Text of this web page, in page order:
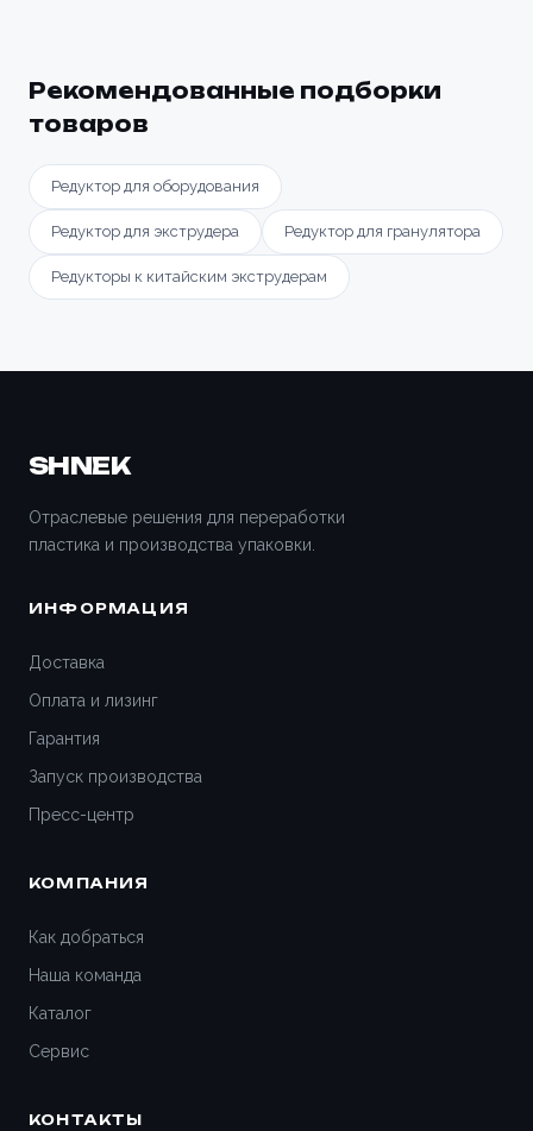
Рекомендованные подборки
товаров
Редуктор для оборудования
Редуктор для экструдера Редуктор для гранулятора
Редукторы к китайским экструдерам
SHNEK
Отраслевые решения для переработки
пластика и производства упаковки.
ИНФОРМАЦИЯ
Доставка
Оплата и лизинг
Гарантия
Запуск производства
Пресс-центр
КОМПАНИЯ
Как добраться
Наша команда
Каталог
Сервис
КОНТАКТЫ